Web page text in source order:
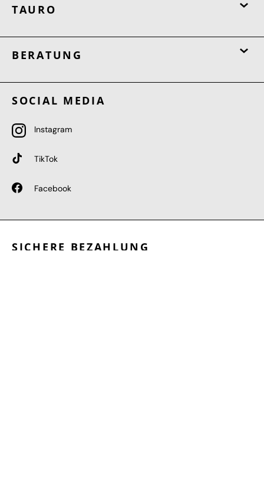
TAURO
BERATUNG
SOCIAL MEDIA
Instagram
TikTok
Facebook
SICHERE BEZAHLUNG